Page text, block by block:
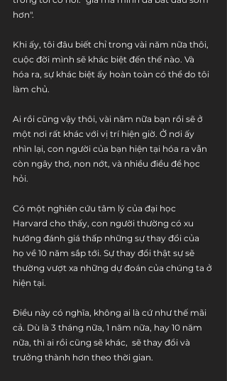
hơn".
Khi ấy, tôi đâu biết chỉ trong vài năm nữa thôi,
cuộc đời mình sẽ khác biệt đến thế nào. Và
hóa ra, sự khác biệt ấy hoàn toàn có thể do tôi
làm chủ.
Ai rồi cũng vậy thôi, vài năm nữa bạn rồi sẽ ở
một nơi rất khác với vị trí hiện giờ. Ở nơi ấy
nhìn lại, con người của bạn hiện tại hóa ra vẫn
còn ngây thơ, non nớt, và nhiều điều để học
hỏi.
Có một nghiên cứu tâm lý của đại học
Harvard cho thấy, con người thường có xu
hướng đánh giá thấp những sự thay đổi của
họ về 10 năm sắp tới. Sự thay đổi thật sự sẽ
thường vượt xa những dự đoán của chúng ta ở
hiện tại.
Điều này có nghĩa, không ai là cứ như thế mãi
cả. Dù là 3 tháng nữa, 1 năm nữa, hay 10 năm
nữa, thì ai rồi cũng sẽ khác,  sẽ thay đổi và
trưởng thành hơn theo thời gian.